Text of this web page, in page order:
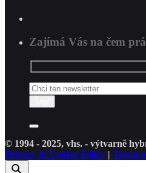
Zajímá Vás na čem
© 1994 - 2025, vhs. - výtvarně
Privacy & Cookie Policy | Terms